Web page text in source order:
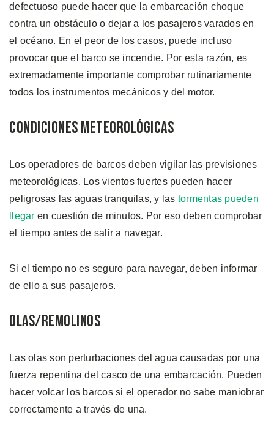
defectuoso puede hacer que la embarcación choque
contra un obstáculo o dejar a los pasajeros varados en
el océano. En el peor de los casos, puede incluso
provocar que el barco se incendie. Por esta razón, es
extremadamente importante comprobar rutinariamente
todos los instrumentos mecánicos y del motor.
Condiciones Meteorológicas
Los operadores de barcos deben vigilar las previsiones
meteorológicas. Los vientos fuertes pueden hacer
peligrosas las aguas tranquilas, y las tormentas pueden
llegar en cuestión de minutos. Por eso deben comprobar
el tiempo antes de salir a navegar.
Si el tiempo no es seguro para navegar, deben informar
de ello a sus pasajeros.
Olas/Remolinos
Las olas son perturbaciones del agua causadas por una
fuerza repentina del casco de una embarcación. Pueden
hacer volcar los barcos si el operador no sabe maniobrar
correctamente a través de una.